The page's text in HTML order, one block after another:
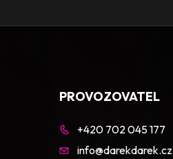
PROVOZOVATEL
+420 702 045 177
info@darekdarek.cz